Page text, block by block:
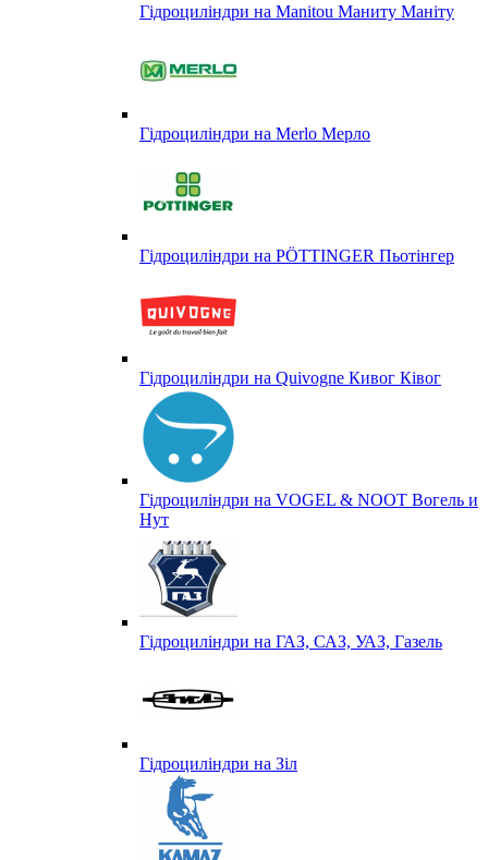
Гідроциліндри на Manitou Маниту Маніту
Гідроциліндри на Merlo Мерло
Гідроциліндри на PÖTTINGER Пьотінгер
Гідроциліндри на Quivogne Кивог Ківог
Гідроциліндри на VOGEL & NOOT Вогель и
Нут
Гідроциліндри на ГАЗ, САЗ, УАЗ, Газель
Гідроциліндри на Зіл